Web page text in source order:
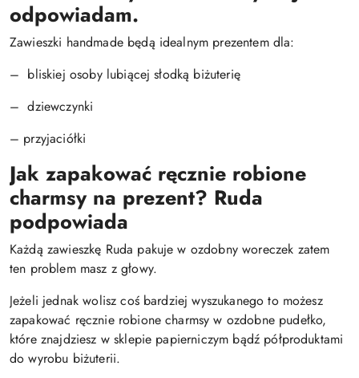
odpowiadam.
Zawieszki handmade będą idealnym prezentem dla:
– bliskiej osoby lubiącej słodką biżuterię
– dziewczynki
– przyjaciółki
Jak zapakować ręcznie robione
charmsy na prezent? Ruda
podpowiada
Każdą zawieszkę Ruda pakuje w ozdobny woreczek zatem
ten problem masz z głowy.
Jeżeli jednak wolisz coś bardziej wyszukanego to możesz
zapakować ręcznie robione charmsy w ozdobne pudełko,
które znajdziesz w sklepie papierniczym bądź półproduktami
do wyrobu biżuterii.